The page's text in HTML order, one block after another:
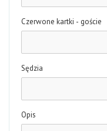
Czerwone kartki - goście
Sędzia
Opis